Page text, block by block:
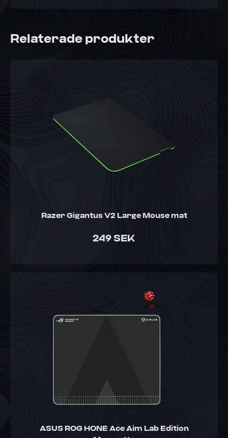
Relaterade produkter
Razer Gigantus V2 Large Mouse mat
249 SEK
ASUS ROG HONE Ace Aim Lab Edition